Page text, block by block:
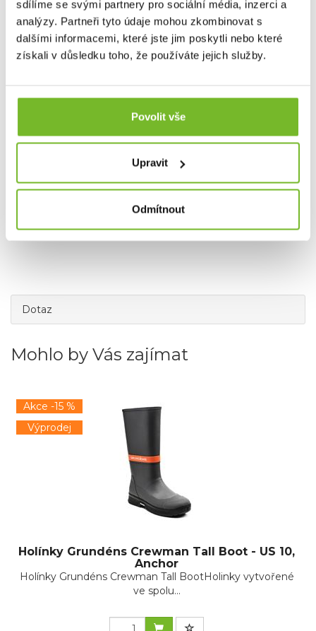
sdílíme se svými partnery pro sociální média, inzerci a
analýzy. Partneři tyto údaje mohou zkombinovat s
dalšími informacemi, které jste jim poskytli nebo které
získali v důsledku toho, že používáte jejich služby.
Povolit vše
Upravit
Odmítnout
nejlepší rybářské oblečení na trhu.
Společnost MORIS design s.r.o., provozovateleshopu
SAVETHEDAY.CZ je hrdý exkluzivní distributor značky
Dotaz
Mohlo by Vás zajímat
Akce -15 %
Výprodej
Holínky Grundéns Crewman Tall Boot - US 10,
Anchor
Holínky Grundéns Crewman Tall BootHolinky vytvořené
ve spolu...